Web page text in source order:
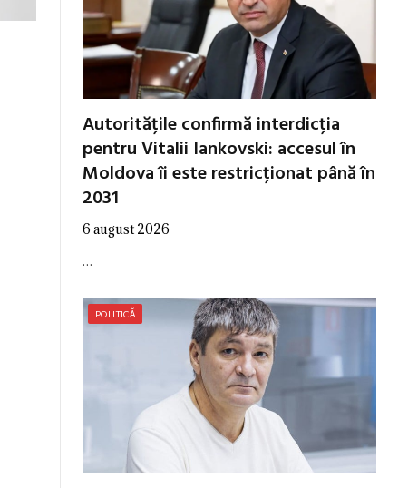
Autoritățile confirmă interdicția
pentru Vitalii Iankovski: accesul în
Moldova îi este restricționat până în
2031
6 august 2026
…
POLITICĂ